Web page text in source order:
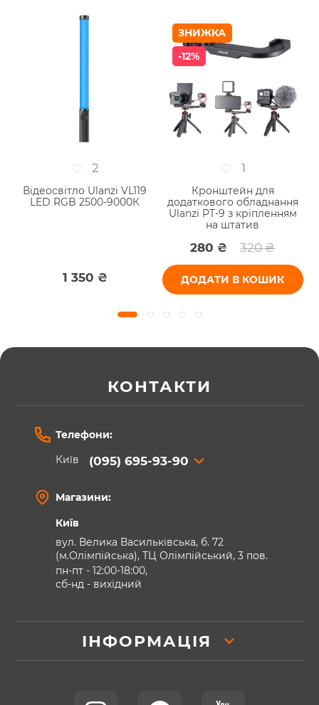
2
Відеосвітло Ulanzi VL119
LED RGB 2500-9000К
1 350 ₴
ЗНИЖКА
-12%
1
Кронштейн для
додаткового обладнання
Ulanzi PT-9 з кріпленням
на штатив
280 ₴ 320 ₴
ДОДАТИ В КОШИК
КОНТАКТИ
Телефони:
Київ
(095) 695-93-90
Магазини:
Київ
вул. Велика Васильківська, б. 72
(м.Олімпійська), ТЦ Олімпійський, 3 пов.
пн-пт - 12:00-18:00,
сб-нд - вихідний
ІНФОРМАЦІЯ